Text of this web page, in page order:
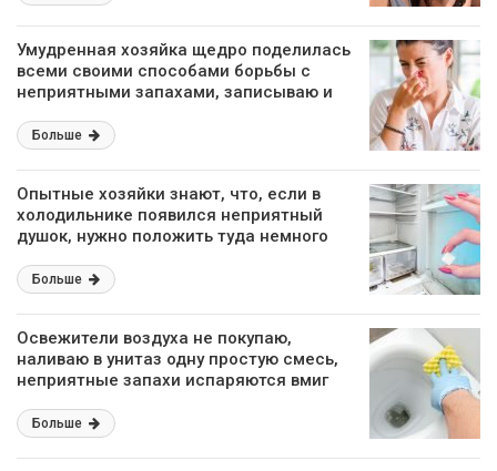
Умудренная хозяйка щедро поделилась
всеми своими способами борьбы с
неприятными запахами, записываю и
Больше
Опытные хозяйки знают, что, если в
холодильнике появился неприятный
душок, нужно положить туда немного
Больше
Освежители воздуха не покупаю,
наливаю в унитаз одну простую смесь,
неприятные запахи испаряются вмиг
Больше